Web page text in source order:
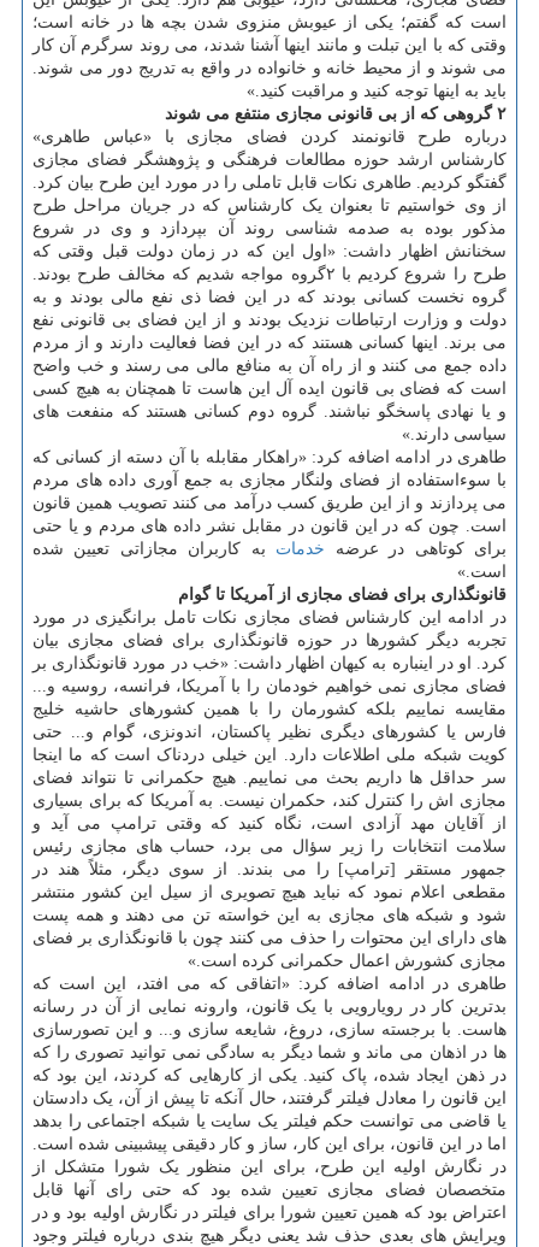
است که گفتم؛ یکی از عیوبش منزوی شدن بچه ها در خانه است؛
وقتی که با این تبلت و مانند اینها آشنا شدند، می روند سرگرم آن کار
می شوند و از محیط خانه و خانواده در واقع به تدریج دور می شوند.
باید به اینها توجه کنید و مراقبت کنید.»
۲ گروهی که از بی ­قانونی مجازی منتفع می­ شوند
درباره طرح قانونمند کردن فضای مجازی با «عباس طاهری»
کارشناس ارشد حوزه مطالعات فرهنگی و پژوهشگر فضای مجازی
گفتگو کردیم. طاهری نکات قابل تاملی را در مورد این طرح بیان کرد.
از وی خواستیم تا بعنوان یک کارشناس که در جریان مراحل طرح
مذکور بوده به صدمه شناسی روند آن بپردازد و وی در شروع
سخنانش اظهار داشت: «اول این که در زمان دولت قبل وقتی که
طرح را شروع کردیم با ۲گروه مواجه شدیم که مخالف طرح بودند.
گروه نخست کسانی بودند که در این فضا ذی نفع مالی بودند و به
دولت و وزارت ارتباطات نزدیک بودند و از این فضای بی قانونی نفع
می برند. اینها کسانی هستند که در این فضا فعالیت دارند و از مردم
داده جمع می کنند و از راه آن به منافع مالی می رسند و خب واضح
است که فضای بی قانون ایده آل این هاست تا همچنان به هیچ کسی
و یا نهادی پاسخگو نباشند. گروه دوم کسانی هستند که منفعت های
سیاسی دارند.»
طاهری در ادامه اضافه کرد: «راهکار مقابله با آن دسته از کسانی که
با سوءاستفاده از فضای ولنگار مجازی به جمع آوری داده های مردم
می پردازند و از این طریق کسب درآمد می کنند تصویب همین قانون
است. چون که در این قانون در مقابل نشر داده های مردم و یا حتی
برای کوتاهی در عرضه خدمات به کاربران مجازاتی تعیین شده
است.»
قانونگذاری برای فضای مجازی از آمریکا تا گوام
در ادامه این کارشناس فضای مجازی نکات تامل برانگیزی در مورد
تجربه دیگر کشورها در حوزه قانونگذاری برای فضای مجازی بیان
کرد. او در اینباره به کیهان اظهار داشت: «خب در مورد قانونگذاری بر
فضای مجازی نمی خواهیم خودمان را با آمریکا، فرانسه، روسیه و...
مقایسه نماییم بلکه کشورمان را با همین کشورهای حاشیه خلیج
فارس یا کشورهای دیگری نظیر پاکستان، اندونزی، گوام و... حتی
کویت شبکه ملی اطلاعات دارد. این خیلی دردناک است که ما اینجا
سر حداقل ها داریم بحث می نماییم. هیچ حکمرانی تا نتواند فضای
مجازی اش را کنترل کند، حکمران نیست. به آمریکا که برای بسیاری
از آقایان مهد آزادی است، نگاه کنید که وقتی ترامپ می آید و
سلامت انتخابات را زیر سؤال می برد، حساب های مجازی رئیس
جمهور مستقر [ترامپ] را می بندند. از سوی دیگر، مثلاً هند در
مقطعی اعلام نمود که نباید هیچ تصویری از سیل این کشور منتشر
شود و شبکه های مجازی به این خواسته تن می دهند و همه پست
های دارای این محتوات را حذف می کنند چون با قانونگذاری بر فضای
مجازی کشورش اعمال حکمرانی کرده است.»
طاهری در ادامه اضافه کرد: «اتفاقی که می افتد، این است که
بدترین کار در رویارویی با یک قانون، وارونه نمایی از آن در رسانه
هاست. با برجسته سازی، دروغ، شایعه سازی و... و این تصورسازی
ها در اذهان می ماند و شما دیگر به سادگی نمی توانید تصوری را که
در ذهن ایجاد شده، پاک کنید. یکی از کارهایی که کردند، این بود که
این قانون را معادل فیلتر گرفتند، حال آنکه تا پیش از آن، یک دادستان
یا قاضی می توانست حکم فیلتر یک سایت یا شبکه اجتماعی را بدهد
اما در این قانون، برای این کار، ساز و کار دقیقی پیشبینی شده است.
در نگارش اولیه این طرح، برای این منظور یک شورا متشکل از
متخصصان فضای مجازی تعیین شده بود که حتی رای آنها قابل
اعتراض بود که همین تعیین شورا برای فیلتر در نگارش اولیه بود و در
ویرایش های بعدی حذف شد یعنی دیگر هیچ بندی درباره فیلتر وجود